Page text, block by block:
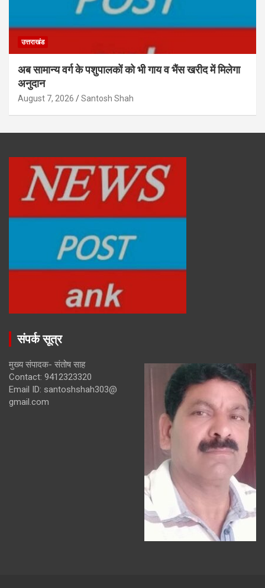
उत्तराखंड
अब सामान्य वर्ग के पशुपालकों को भी गाय व भैंस खरीद में मिलेगा
अनुदान
August 7, 2026 Santosh Shah
संपर्क सूत्र
मुख्य संपादक- संतोष साह
Contact: 9412323320
Email ID: santoshshah303@
gmail.com